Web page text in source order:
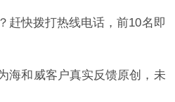
赶快拨打热线电话，前10名即
海和威客户真实反馈原创，未